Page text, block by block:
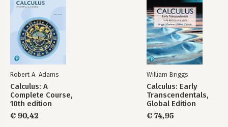
Robert A. Adams
Calculus: A
Complete Course,
10th edition
€ 90,42
William Briggs
Calculus: Early
Transcendentals,
Global Edition
€ 74,95